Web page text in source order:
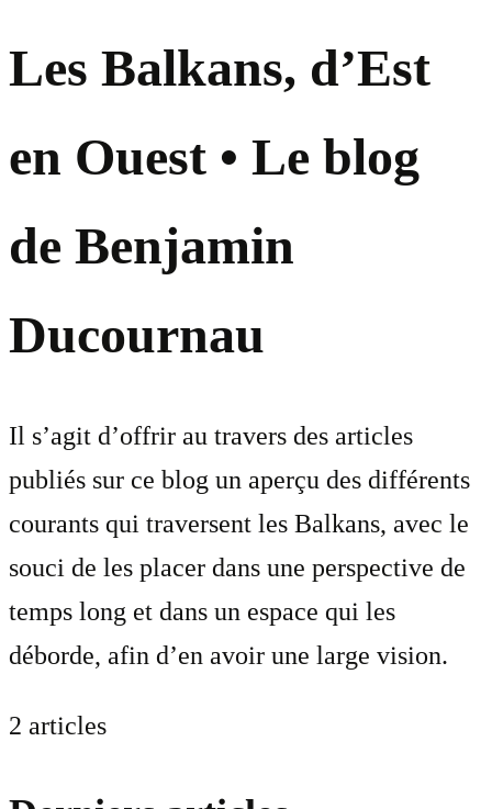
Les Balkans, d’Est
en Ouest • Le blog
de Benjamin
Ducournau
Il s’agit d’offrir au travers des articles
publiés sur ce blog un aperçu des différents
courants qui traversent les Balkans, avec le
souci de les placer dans une perspective de
temps long et dans un espace qui les
déborde, afin d’en avoir une large vision.
2 articles